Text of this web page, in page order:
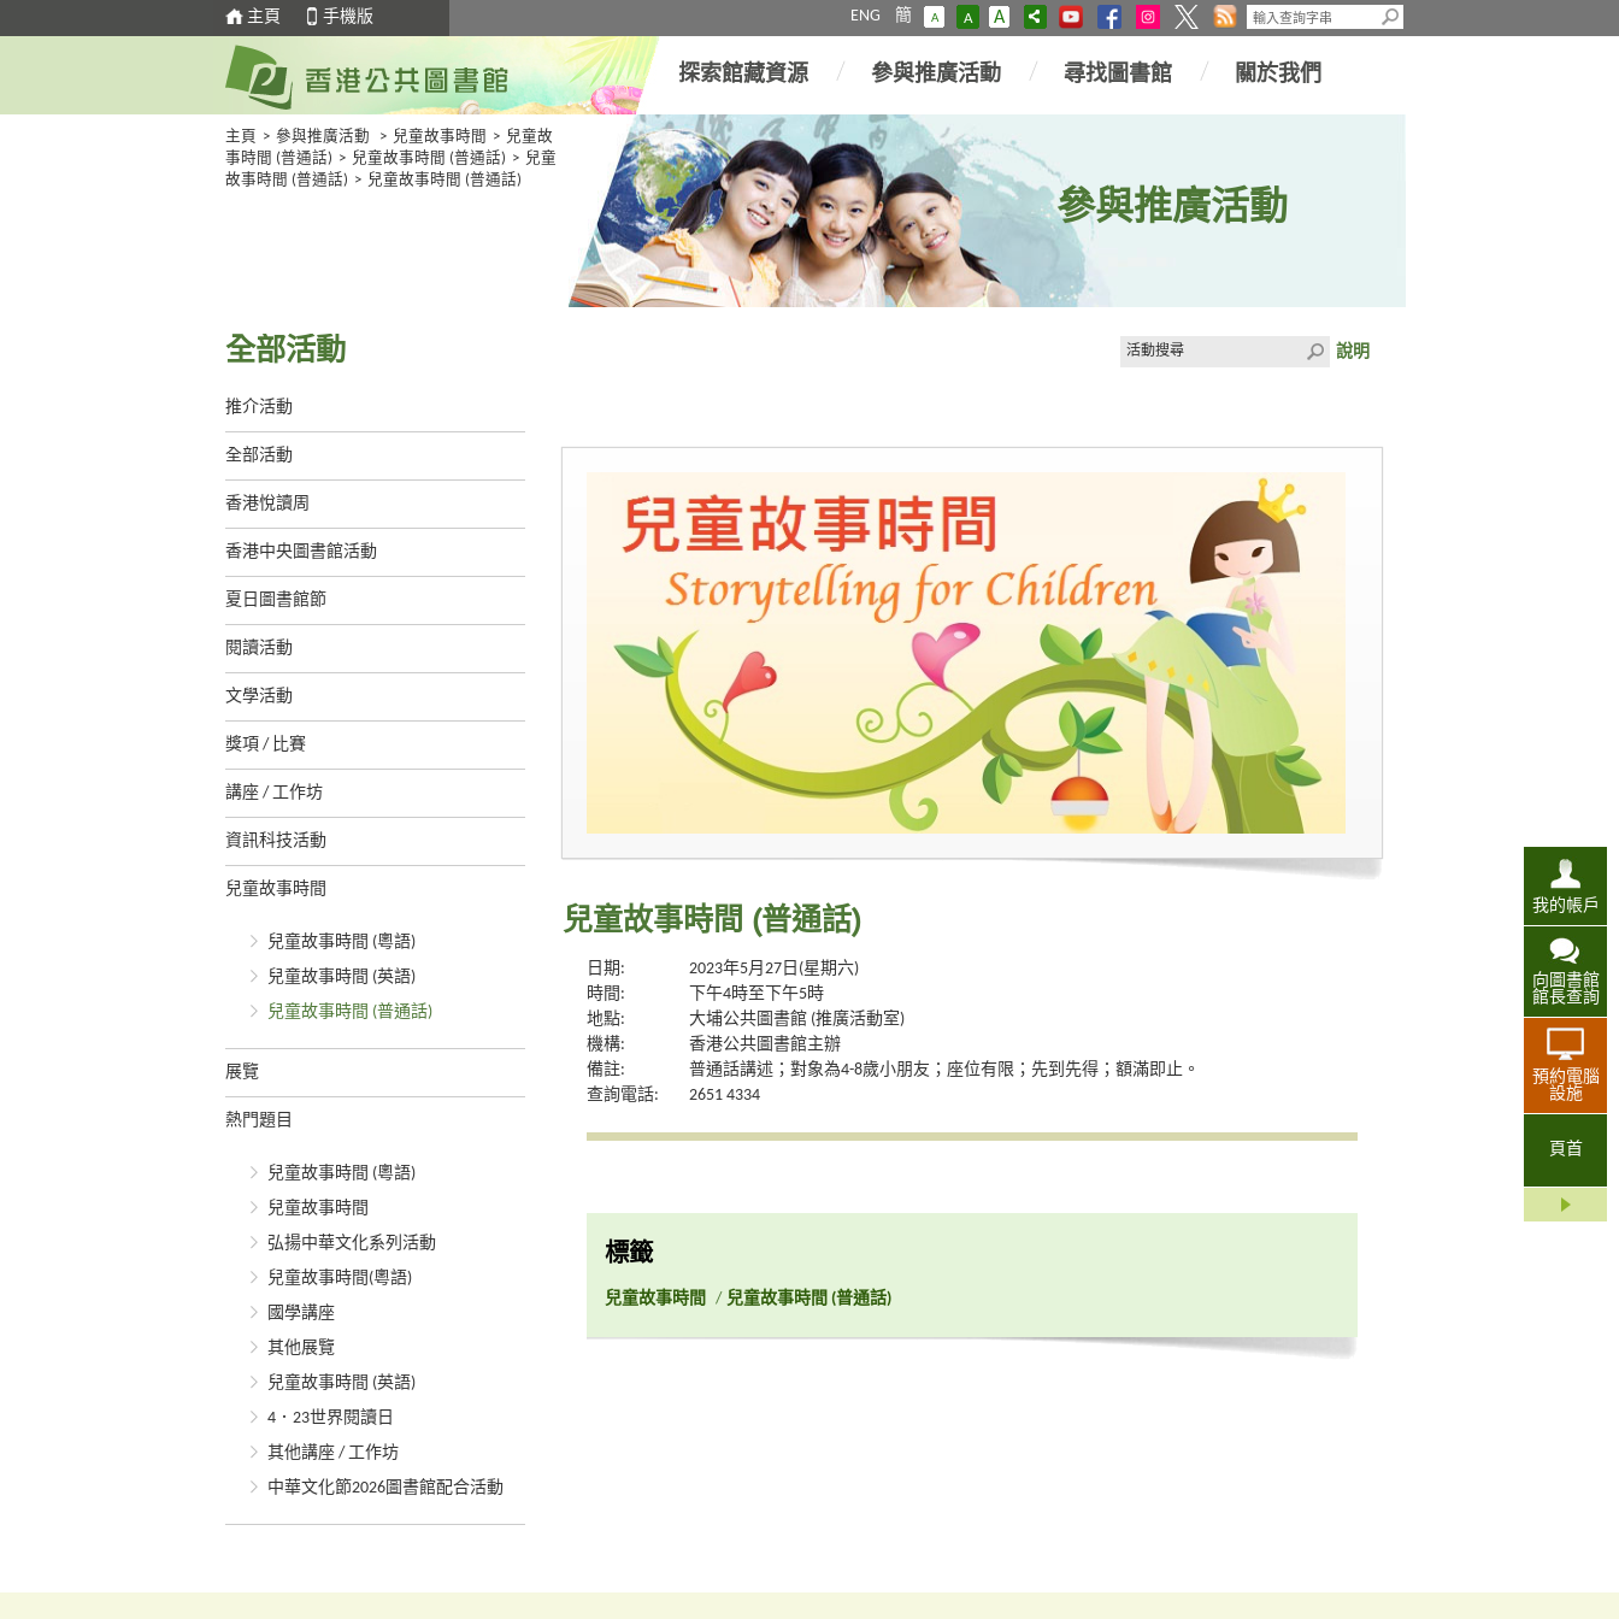
主頁 手機版 ENG 簡 A A A
我的帳戶
向圖書館
館長查詢
預約電腦
設施
頁首
探索館藏資源 參與推廣活動 尋找圖書館 關於我們
主頁 > 參與推廣活動 > 兒童故事時間 > 兒童故
事時間 (普通話) > 兒童故事時間 (普通話) > 兒童
故事時間 (普通話) > 兒童故事時間 (普通話)
參與推廣活動
全部活動
推介活動
全部活動
香港悅讀周
香港中央圖書館活動
夏日圖書館節
閱讀活動
文學活動
獎項 / 比賽
講座 / 工作坊
資訊科技活動
兒童故事時間
兒童故事時間 (粵語)
兒童故事時間 (英語)
兒童故事時間 (普通話)
展覽
熱門題目
兒童故事時間 (粵語)
兒童故事時間
弘揚中華文化系列活動
兒童故事時間(粵語)
國學講座
其他展覽
兒童故事時間 (英語)
4．23世界閱讀日
其他講座 / 工作坊
中華文化節2026圖書館配合活動
說明
兒童故事時間 (普通話)
日期:
2023年5月27日(星期六)
時間:
下午4時至下午5時
地點:
大埔公共圖書館 (推廣活動室)
機構:
香港公共圖書館主辦
備註:
普通話講述；對象為4-8歲小朋友；座位有限；先到先得；額滿即止。
查詢電話:
2651 4334
標籤
兒童故事時間 / 兒童故事時間 (普通話)